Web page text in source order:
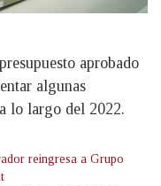
aprobado
algunas
lo largo del 2022.
reingresa a Grupo